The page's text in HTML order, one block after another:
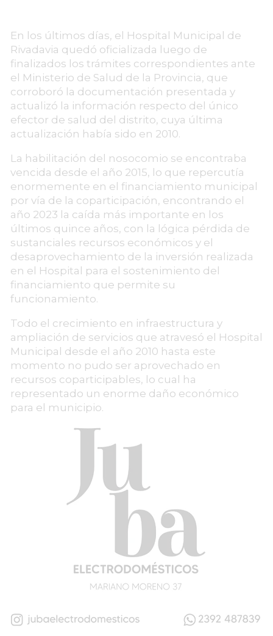
En los últimos días, el Hospital Municipal de
Rivadavia quedó oficializada luego de
finalizados los trámites correspondientes ante
el Ministerio de Salud de la Provincia, que
corroboró la documentación presentada y
actualizó la información respecto del único
efector de salud del distrito, cuya última
actualización había sido en 2010.
La habilitación del nosocomio se encontraba
vencida desde el año 2015, lo que repercutía
enormemente en el financiamiento municipal
por vía de la coparticipación, encontrando el
año 2023 la caída más importante en los
últimos quince años, con la lógica pérdida de
sustanciales recursos económicos y el
desaprovechamiento de la inversión realizada
en el Hospital para el sostenimiento del
financiamiento que permite su
funcionamiento.
Todo el crecimiento en infraestructura y
ampliación de servicios que atravesó el Hospital
Municipal desde el año 2010 hasta este
momento no pudo ser aprovechado en
recursos coparticipables, lo cual ha
representado un enorme daño económico
para el municipio.